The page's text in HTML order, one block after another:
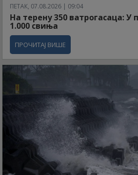
ПЕТАК, 07.08.2026 | 09:04
На терену 350 ватрогасаца: У
1.000 свиња
ПРОЧИТАЈ ВИШЕ